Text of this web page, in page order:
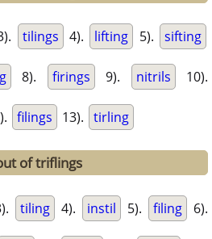
tilings 4). lifting 5). sifting
8). firings 9). nitrils 10).
filings 13). tirling
of triflings
tiling 4). instil 5). filing 6).